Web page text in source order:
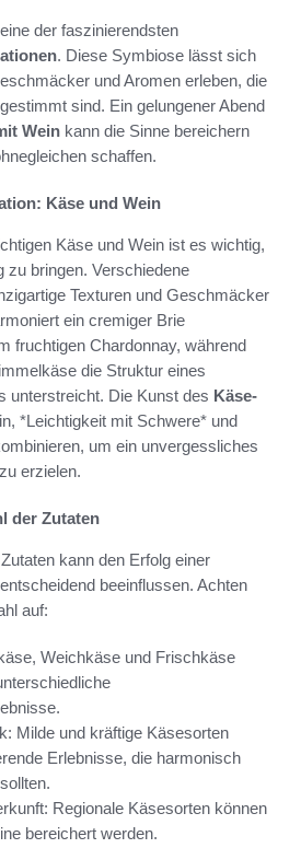
der faszinierendsten
. Diese Symbiose lässt sich
und Aromen erleben, die
sind. Ein gelungener Abend
Wein kann die Sinne bereichern
schaffen.
Käse und Wein
Käse und Wein ist es wichtig,
zu bringen. Verschiedene
Texturen und Geschmäcker
ein cremiger Brie
fruchtigen Chardonnay, während
die Struktur eines
unterstreicht. Die Kunst des Käse-
*Leichtigkeit mit Schwere* und
um ein unvergessliches
erzielen.
der Zutaten
kann den Erfolg einer
entscheidend beeinflussen. Achten
auf:
Weichkäse und Frischkäse
Milde und kräftige Käsesorten
Erlebnisse, die harmonisch
Regionale Käsesorten können
bereichert werden.